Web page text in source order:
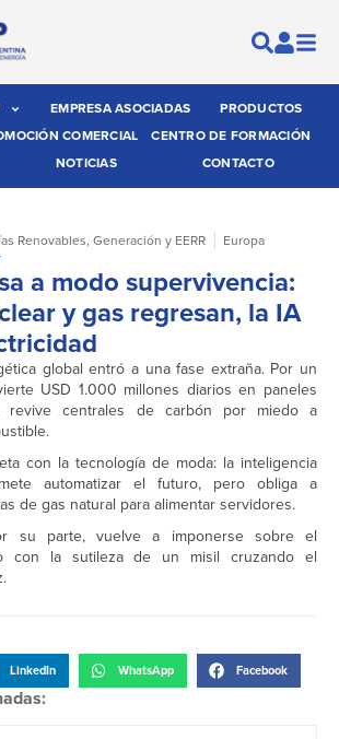
EMPRESA ASOCIADAS
PRODUCTOS
COMERCIAL
CENTRO DE FORMACIÓN
NOTICIAS CONTACTO
Renovables, Generación y EERR
Europa
a modo supervivencia:
y gas regresan, la IA
global entró a una fase extraña. Por un
USD 1.000 millones diarios en paneles
revive centrales de carbón por miedo a
con la tecnología de moda: la inteligencia
automatizar el futuro, pero obliga a
de gas natural para alimentar servidores.
su parte, vuelve a imponerse sobre el
con la sutileza de un misil cruzando el
LinkedIn WhatsApp Facebook